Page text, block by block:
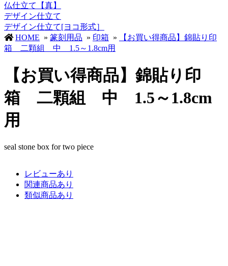
仏仕立て【真】
デザイン仕立て
デザイン仕立て[ヨコ形式］
HOME » 篆刻用品 » 印箱 »
【お買い得商品】錦貼り印
箱 二顆組 中 1.5～1.8cm用
【お買い得商品】錦貼り印
箱 二顆組 中 1.5～1.8cm
用
seal stone box for two piece
レビューあり
関連商品あり
類似商品あり